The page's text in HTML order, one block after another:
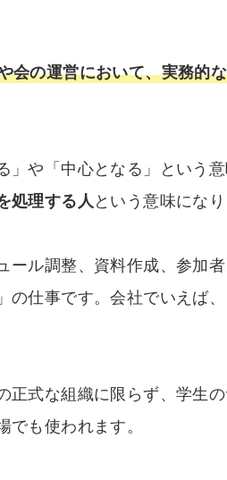
会の運営において、実務的
や「中心となる」という意
処理する人 という意味になり
ール調整、資料作成、参加
の仕事です。会社でいえば、
正式な組織に限らず、学生
でも使われます。